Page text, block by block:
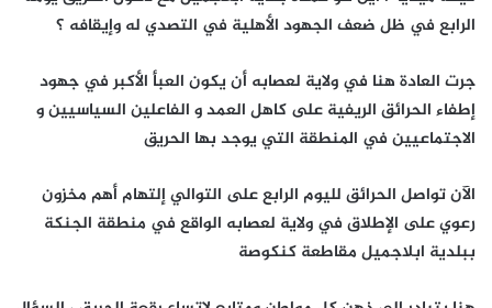
الرابع في ظل ضعف الجهود الأهلية في التصدي له وإيقافه ؟
جرت العادة هنا في ولاية لعصابه أن يكون العبأ الأكبر في جهود
إطفاء الحرائق الريفية على كاهل العمد و الفاعلين السياسيين و
الاجتماعيين في المنطقة التي يوجد بها الحريق
الآن تواصل الحرائق لليوم الرابع على التوالي إلتهام أهم مخزون
رعوي على الإطلاق في ولاية لعصابه الواقع في منطقة الجنكة
ببلدية ابلاجميل مقاطعة كنكوصة